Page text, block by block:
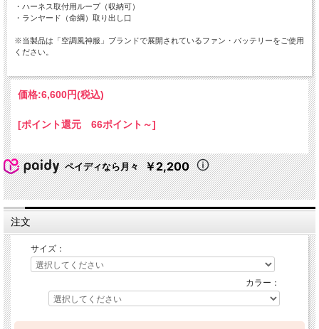
・ハーネス取付用ループ（収納可）
・ランヤード（命綱）取り出し口
※当製品は「空調風神服」ブランドで展開されているファン・バッテリーをご使用
ください。
価格:6,600円(税込)
[ポイント還元 66ポイント～]
ペイディなら月々 ￥2,200
注文
サイズ：
カラー：